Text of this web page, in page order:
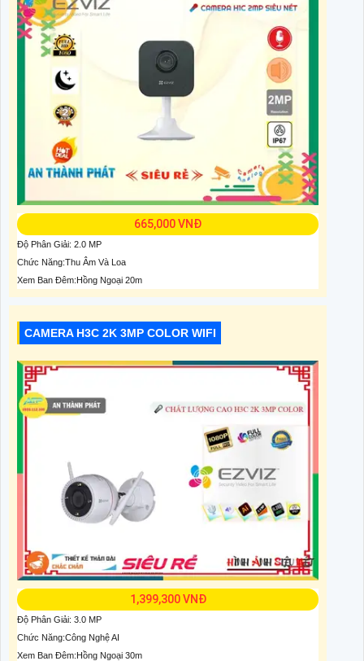
665,000 VNĐ
Độ Phân Giải: 2.0 MP
Chức Năng:Thu Âm Và Loa
Xem Ban Đêm:Hồng Ngoại 20m
CAMERA H3C 2K 3MP COLOR WIFI
1,399,300 VNĐ
Độ Phân Giải: 3.0 MP
Chức Năng:Công Nghệ AI
Xem Ban Đêm:Hồng Ngoại 30m